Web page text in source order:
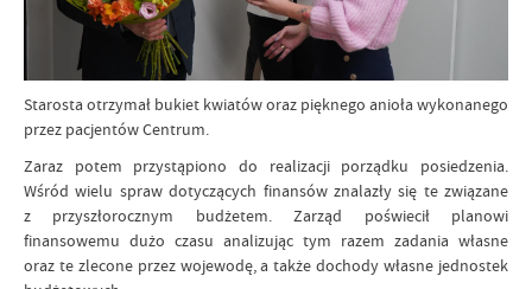
Starosta otrzymał bukiet kwiatów oraz pięknego anioła wykonanego
przez pacjentów Centrum.
Zaraz potem przystąpiono do realizacji porządku posiedzenia.
Wśród wielu spraw dotyczących finansów znalazły się te związane
z przyszłorocznym budżetem. Zarząd poświecił planowi
finansowemu dużo czasu analizując tym razem zadania własne
oraz te zlecone przez wojewodę, a także dochody własne jednostek